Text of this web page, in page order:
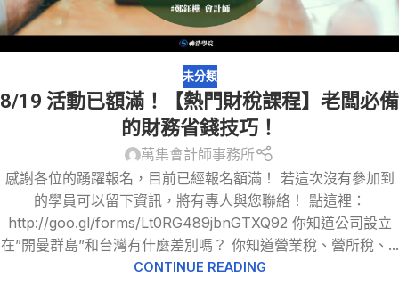
未分類
8/19 活動已額滿！【熱門財稅課程】老闆必備
的財務省錢技巧！
萬集會計師事務所
感謝各位的踴躍報名，目前已經報名額滿！ 若這次沒有參加到
的學員可以留下資訊，將有專人與您聯絡！ 點這裡：
http://goo.gl/forms/Lt0RG489jbnGTXQ92 你知道公司設立
在”開曼群島”和台灣有什麼差別嗎？ 你知道營業稅、營所稅、...
CONTINUE READING